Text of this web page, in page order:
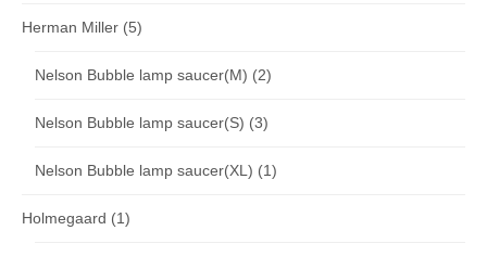
Herman Miller (5)
Nelson Bubble lamp saucer(M) (2)
Nelson Bubble lamp saucer(S) (3)
Nelson Bubble lamp saucer(XL) (1)
Holmegaard (1)